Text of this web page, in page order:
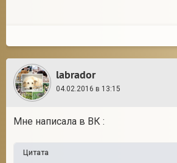
labrador
04.02.2016 в 13:15
Мне написала в ВК :
Цитата